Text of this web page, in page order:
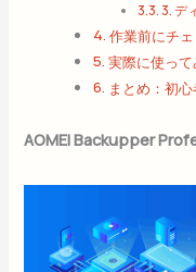
3. デ
作業前にチ
実際に使っ
まとめ：初
AOMEI Backupper